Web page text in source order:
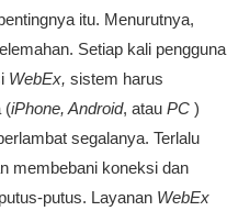
itu. Menurutnya,
Setiap kali pengguna
WebEx, sistem harus
(iPhone, Android, atau PC )
segalanya. Terlalu
membebani koneksi dan
putus. Layanan WebEx